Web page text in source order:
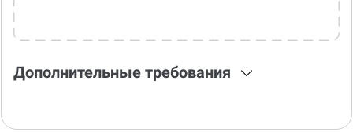
Дополнительные требования